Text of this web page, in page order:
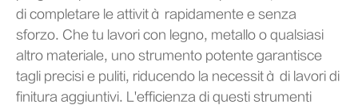
di completare le attività rapidamente e senza
sforzo. Che tu lavori con legno, metallo o qualsiasi
altro materiale, uno strumento potente garantisce
tagli precisi e puliti, riducendo la necessità di lavori di
finitura aggiuntivi. L'efficienza di questi strumenti